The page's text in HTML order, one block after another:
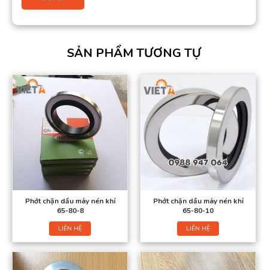
SẢN PHẨM TƯƠNG TỰ
Phớt chặn dầu máy nén khí
65-80-8
LIÊN HỆ
Phớt chặn dầu máy nén khí
65-80-10
LIÊN HỆ